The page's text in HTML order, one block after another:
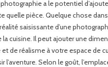
a le potentiel
quelle pièce. Quelque chose
saisissante d’une
la cuisine. Il peut ajouter une
et de réalisme à votre espace de
l’aventure. Selon le goût,